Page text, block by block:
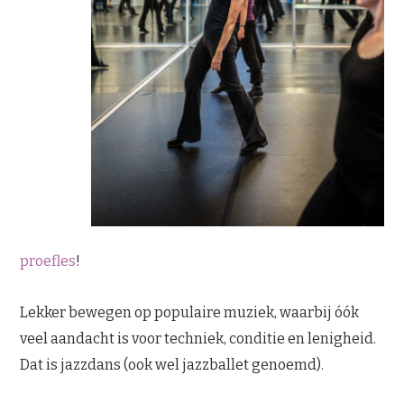
proefles!
Lekker bewegen op populaire muziek, waarbij óók
veel aandacht is voor techniek, conditie en lenigheid.
Dat is jazzdans (ook wel jazzballet genoemd).